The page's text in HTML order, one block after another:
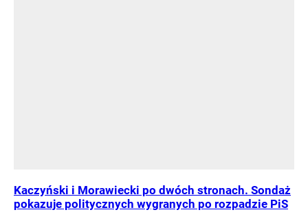
Kaczyński i Morawiecki po dwóch stronach. Sondaż
pokazuje politycznych wygranych po rozpadzie PiS